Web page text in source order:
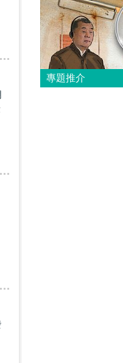
專題推介